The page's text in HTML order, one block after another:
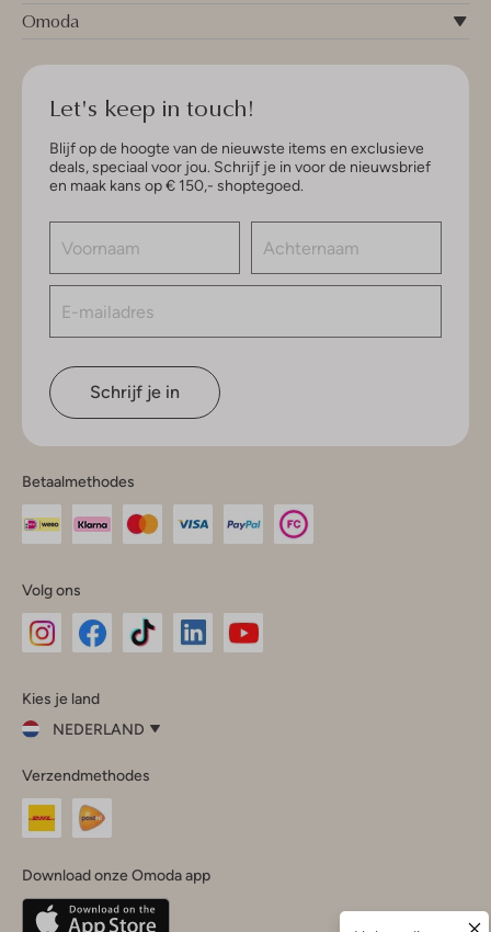
Omoda
Let's keep in touch!
Blijf op de hoogte van de nieuwste items en exclusieve
deals, speciaal voor jou. Schrijf je in voor de nieuwsbrief
en maak kans op € 150,- shoptegoed.
Schrijf je in
Betaalmethodes
Volg ons
InstagramFacebook
Kies je land
NEDERLAND
je
land
Nederland
Belgique(Français)
Verzendmethodes
Download onze Omoda app